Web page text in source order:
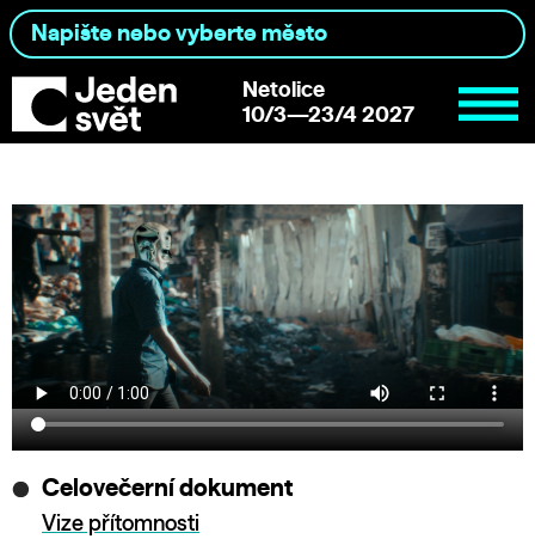
Netolice
10/3—23/4 2027
Celovečerní dokument
Vize přítomnosti